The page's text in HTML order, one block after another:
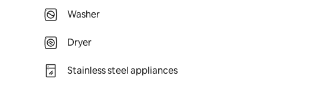
Washer
Dryer
Stainless steel appliances